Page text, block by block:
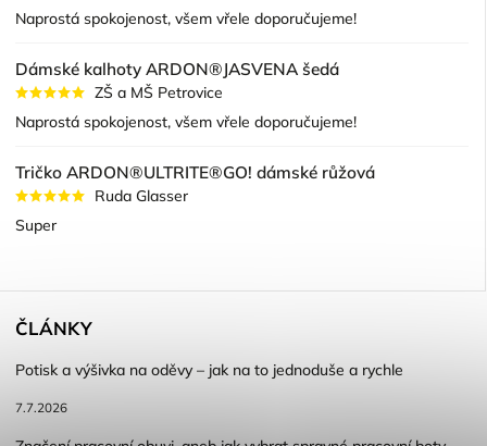
Naprostá spokojenost, všem vřele doporučujeme!
Dámské kalhoty ARDON®JASVENA šedá
ZŠ a MŠ Petrovice
Naprostá spokojenost, všem vřele doporučujeme!
Tričko ARDON®ULTRITE®GO! dámské růžová
Ruda Glasser
Super
ČLÁNKY
Potisk a výšivka na oděvy – jak na to jednoduše a rychle
7.7.2026